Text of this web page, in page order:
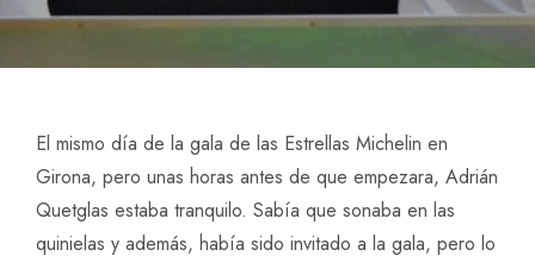
El mismo día de la gala de las Estrellas Michelin en
Girona, pero unas horas antes de que empezara, Adrián
Quetglas estaba tranquilo. Sabía que sonaba en las
quinielas y además, había sido invitado a la gala, pero lo